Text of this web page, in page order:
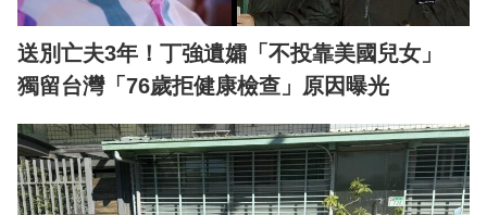
送別亡夫3年！丁強遺孀「不投靠美國兒女」
獨留台灣「76歲拒健康檢查」原因曝光